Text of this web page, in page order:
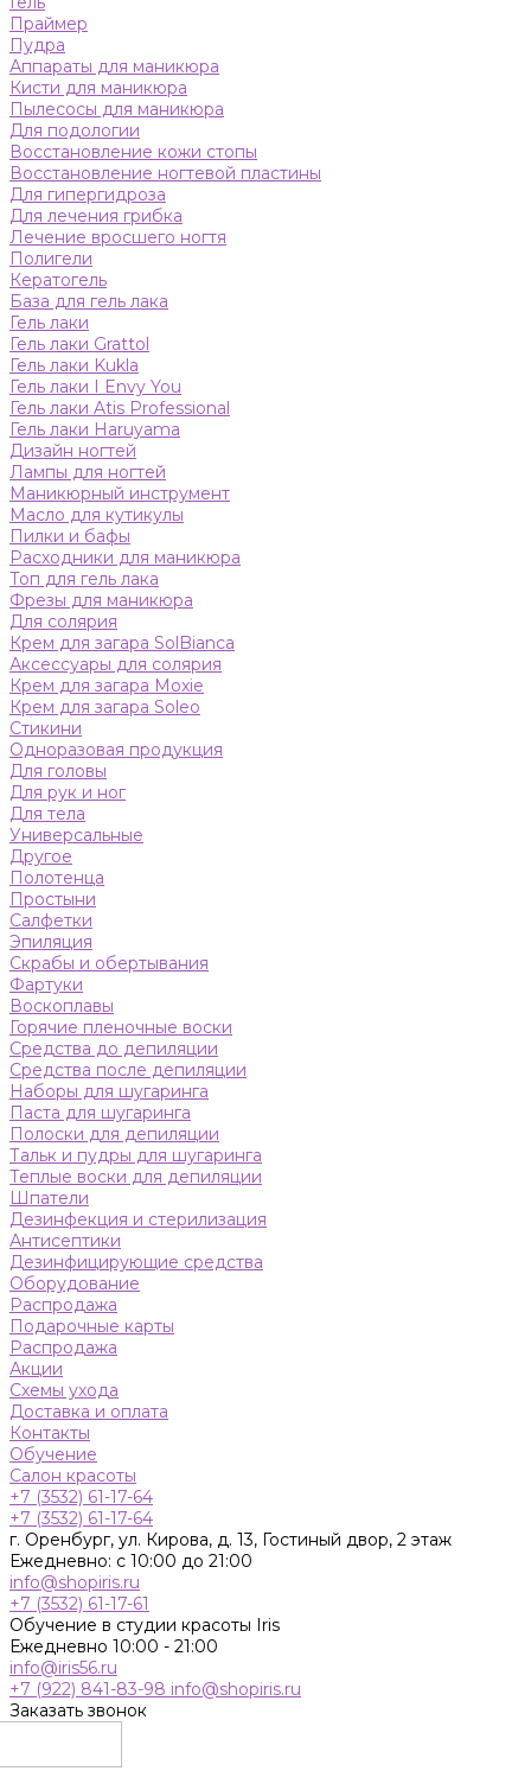
Праймер
Пудра
Аппараты для маникюра
Кисти для маникюра
Пылесосы для маникюра
Для подологии
Восстановление кожи стопы
Восстановление ногтевой пластины
Для гипергидроза
Для лечения грибка
Лечение вросшего ногтя
Полигели
Кератогель
База для гель лака
Гель лаки
Гель лаки Grattol
Гель лаки Kukla
Гель лаки I Envy You
Гель лаки Atis Professional
Гель лаки Haruyama
Дизайн ногтей
Лампы для ногтей
Маникюрный инструмент
Масло для кутикулы
Пилки и бафы
Расходники для маникюра
Топ для гель лака
Фрезы для маникюра
Для солярия
Крем для загара SolBianca
Аксессуары для солярия
Крем для загара Moxie
Крем для загара Soleo
Стикини
Одноразовая продукция
Для головы
Для рук и ног
Для тела
Универсальные
Другое
Полотенца
Простыни
Салфетки
Эпиляция
Скрабы и обертывания
Фартуки
Воскоплавы
Горячие пленочные воски
Средства до депиляции
Средства после депиляции
Наборы для шугаринга
Паста для шугаринга
Полоски для депиляции
Тальк и пудры для шугаринга
Теплые воски для депиляции
Шпатели
Дезинфекция и стерилизация
Антисептики
Дезинфицирующие средства
Оборудование
Распродажа
Подарочные карты
Распродажа
Акции
Схемы ухода
Доставка и оплата
Контакты
Обучение
Салон красоты
+7 (3532) 61-17-64
+7 (3532) 61-17-64
г. Оренбург, ул. Кирова, д. 13, Гостиный двор, 2 этаж
Ежедневно: с 10:00 до 21:00
info@shopiris.ru
+7 (3532) 61-17-61
Обучение в студии красоты Iris
Ежедневно 10:00 - 21:00
info@iris56.ru
+7 (922) 841-83-98 info@shopiris.ru
Заказать звонок